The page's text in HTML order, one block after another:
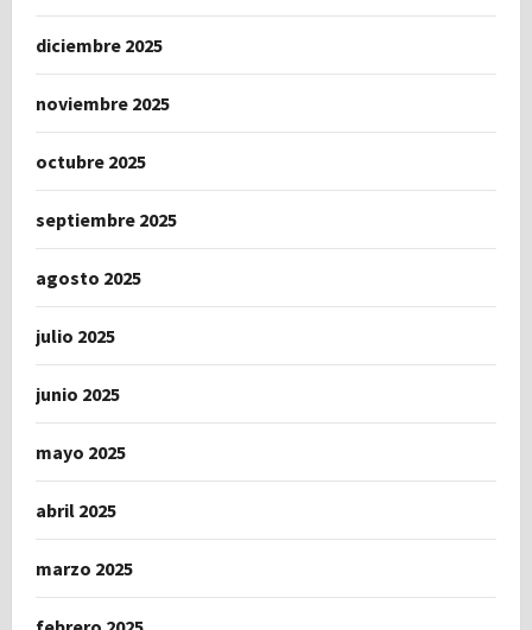
diciembre 2025
noviembre 2025
octubre 2025
septiembre 2025
agosto 2025
julio 2025
junio 2025
mayo 2025
abril 2025
marzo 2025